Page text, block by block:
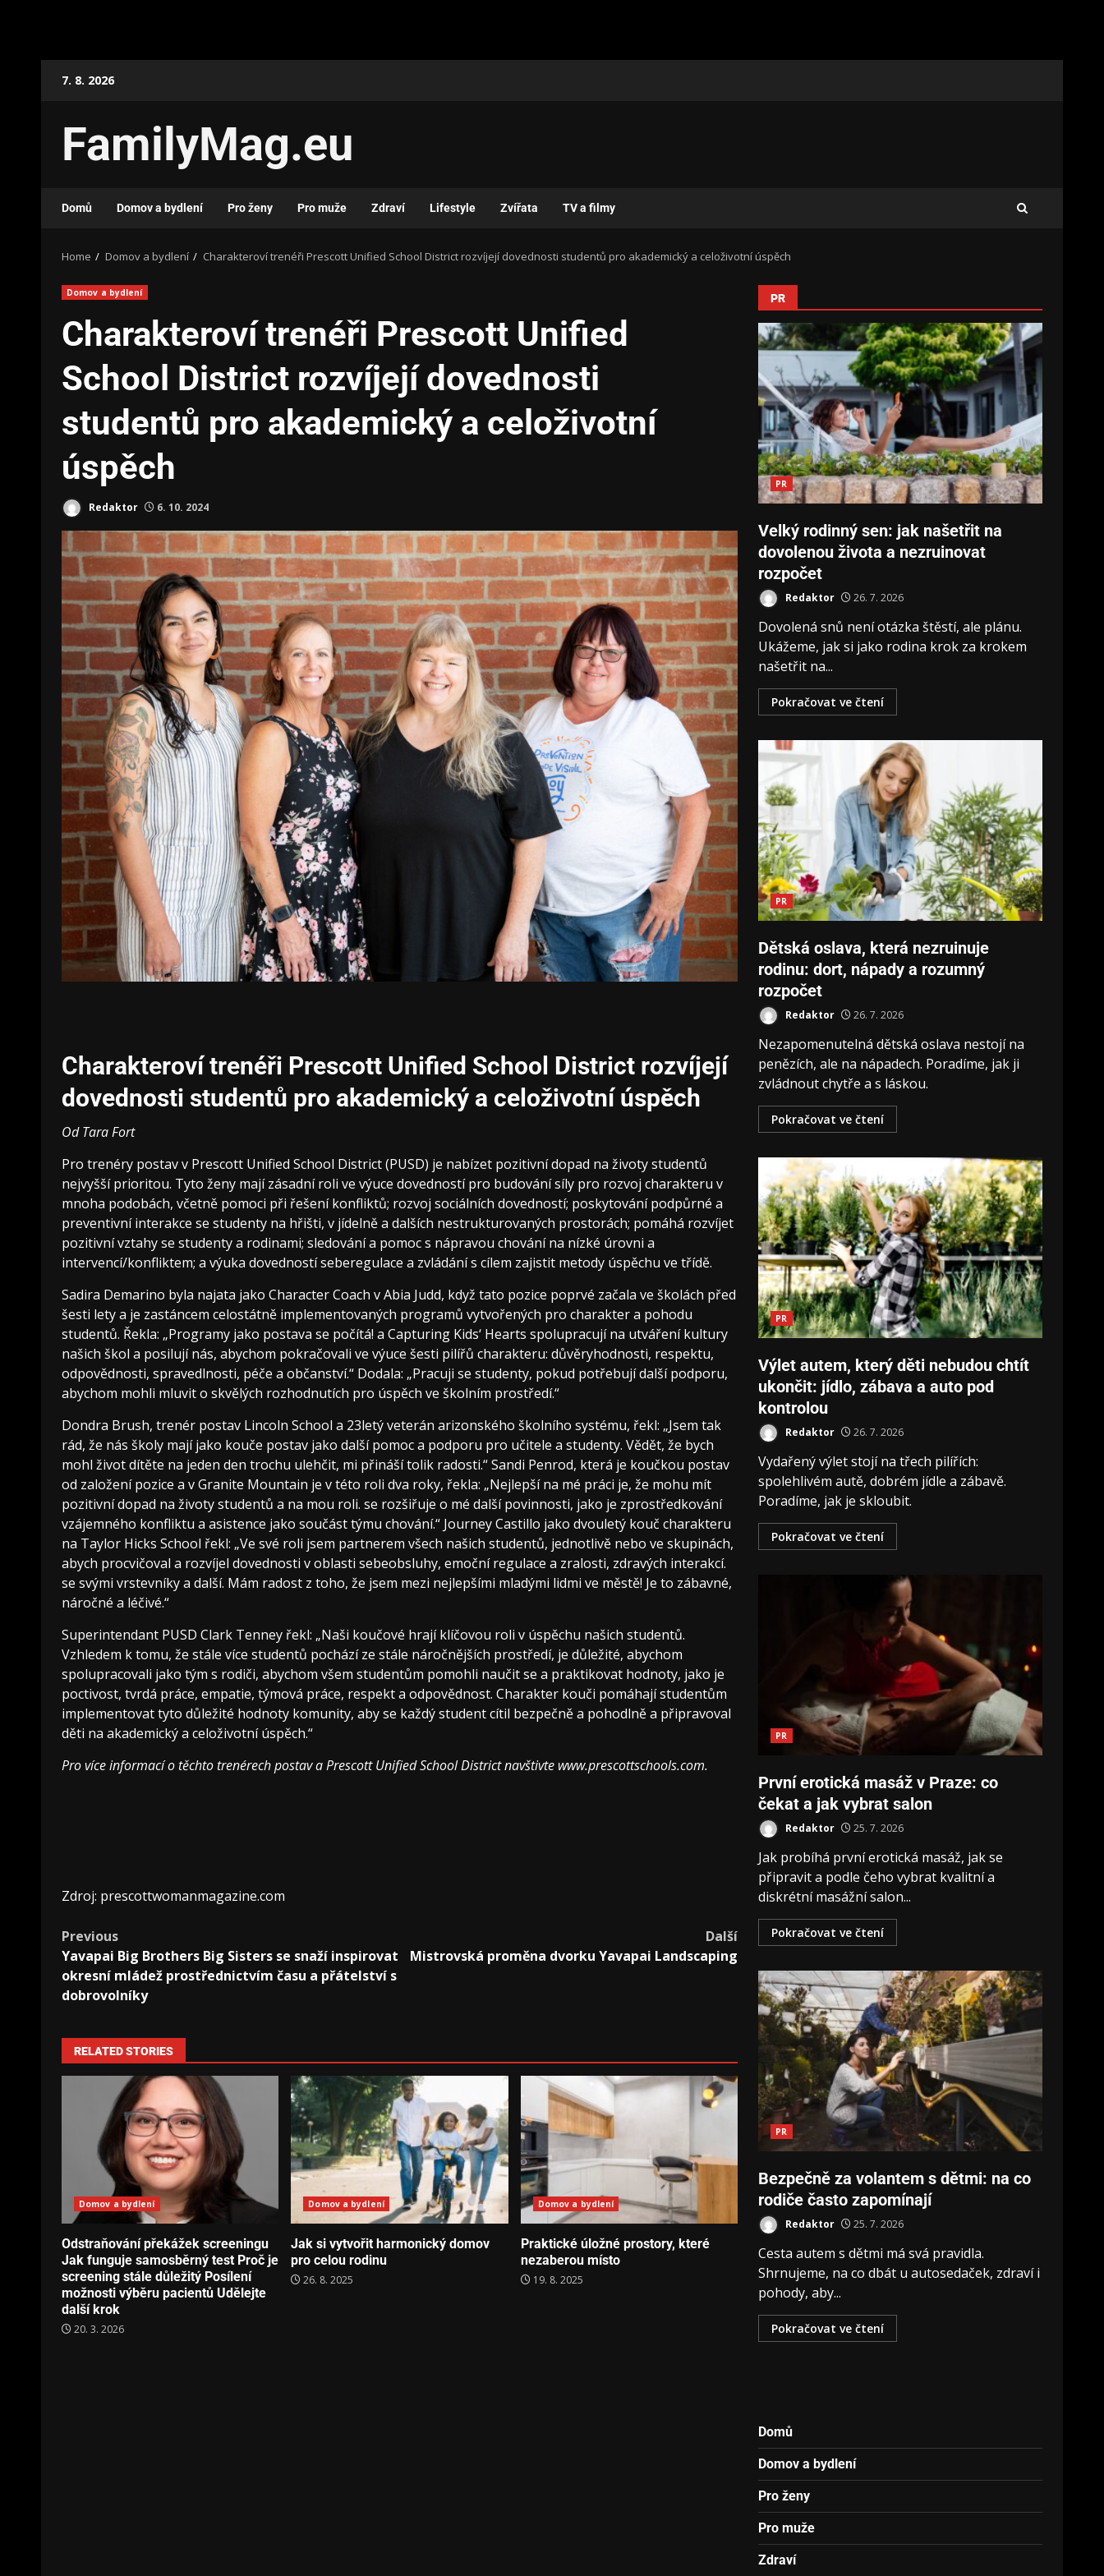
7. 8. 2026
FamilyMag.eu
Domů Domov a bydlení Pro ženy Pro muže Zdraví Lifestyle Zvířata TV a filmy
Home Domov a bydlení Charakteroví trenéři Prescott Unified School District rozvíjejí dovednosti studentů pro akademický a celoživotní úspěch
Domov a bydlení
Charakteroví trenéři Prescott Unified
School District rozvíjejí dovednosti
studentů pro akademický a celoživotní
úspěch
Redaktor 6. 10. 2024
Charakteroví trenéři Prescott Unified School District rozvíjejí
dovednosti studentů pro akademický a celoživotní úspěch
Od Tara Fort
Pro trenéry postav v Prescott Unified School District (PUSD) je nabízet pozitivní dopad na životy studentů
nejvyšší prioritou. Tyto ženy mají zásadní roli ve výuce dovedností pro budování síly pro rozvoj charakteru v
mnoha podobách, včetně pomoci při řešení konfliktů; rozvoj sociálních dovedností; poskytování podpůrné a
preventivní interakce se studenty na hřišti, v jídelně a dalších nestrukturovaných prostorách; pomáhá rozvíjet
pozitivní vztahy se studenty a rodinami; sledování a pomoc s nápravou chování na nízké úrovni a
intervencí/konfliktem; a výuka dovedností seberegulace a zvládání s cílem zajistit metody úspěchu ve třídě.
Sadira Demarino byla najata jako Character Coach v Abia Judd, když tato pozice poprvé začala ve školách před
šesti lety a je zastáncem celostátně implementovaných programů vytvořených pro charakter a pohodu
studentů. Řekla: „Programy jako postava se počítá! a Capturing Kids‘ Hearts spolupracují na utváření kultury
našich škol a posilují nás, abychom pokračovali ve výuce šesti pilířů charakteru: důvěryhodnosti, respektu,
odpovědnosti, spravedlnosti, péče a občanství.“ Dodala: „Pracuji se studenty, pokud potřebují další podporu,
abychom mohli mluvit o skvělých rozhodnutích pro úspěch ve školním prostředí.“
Dondra Brush, trenér postav Lincoln School a 23letý veterán arizonského školního systému, řekl: „Jsem tak
rád, že nás školy mají jako kouče postav jako další pomoc a podporu pro učitele a studenty. Vědět, že bych
mohl život dítěte na jeden den trochu ulehčit, mi přináší tolik radosti.“ Sandi Penrod, která je koučkou postav
od založení pozice a v Granite Mountain je v této roli dva roky, řekla: „Nejlepší na mé práci je, že mohu mít
pozitivní dopad na životy studentů a na mou roli. se rozšiřuje o mé další povinnosti, jako je zprostředkování
vzájemného konfliktu a asistence jako součást týmu chování.“ Journey Castillo jako dvouletý kouč charakteru
na Taylor Hicks School řekl: „Ve své roli jsem partnerem všech našich studentů, jednotlivě nebo ve skupinách,
abych procvičoval a rozvíjel dovednosti v oblasti sebeobsluhy, emoční regulace a zralosti, zdravých interakcí.
se svými vrstevníky a další. Mám radost z toho, že jsem mezi nejlepšími mladými lidmi ve městě! Je to zábavné,
náročné a léčivé.“
Superintendant PUSD Clark Tenney řekl: „Naši koučové hrají klíčovou roli v úspěchu našich studentů.
Vzhledem k tomu, že stále více studentů pochází ze stále náročnějších prostředí, je důležité, abychom
spolupracovali jako tým s rodiči, abychom všem studentům pomohli naučit se a praktikovat hodnoty, jako je
poctivost, tvrdá práce, empatie, týmová práce, respekt a odpovědnost. Charakter kouči pomáhají studentům
implementovat tyto důležité hodnoty komunity, aby se každý student cítil bezpečně a pohodlně a připravoval
děti na akademický a celoživotní úspěch.“
Pro více informací o těchto trenérech postav a Prescott Unified School District navštivte www.prescottschools.com.
Zdroj: prescottwomanmagazine.com
Previous
Yavapai Big Brothers Big Sisters se snaží inspirovat
okresní mládež prostřednictvím času a přátelství s
dobrovolníky
Další
Mistrovská proměna dvorku Yavapai Landscaping
RELATED STORIES
Domov a bydlení
Odstraňování překážek screeningu
Jak funguje samosběrný test Proč je
screening stále důležitý Posílení
možnosti výběru pacientů Udělejte
další krok
20. 3. 2026
Domov a bydlení
Jak si vytvořit harmonický domov
pro celou rodinu
26. 8. 2025
Domov a bydlení
Praktické úložné prostory, které
nezaberou místo
19. 8. 2025
PR
PR
Velký rodinný sen: jak našetřit na
dovolenou života a nezruinovat
rozpočet
Redaktor 26. 7. 2026
Dovolená snů není otázka štěstí, ale plánu.
Ukážeme, jak si jako rodina krok za krokem
našetřit na...
Pokračovat ve čtení
PR
Dětská oslava, která nezruinuje
rodinu: dort, nápady a rozumný
rozpočet
Redaktor 26. 7. 2026
Nezapomenutelná dětská oslava nestojí na
penězích, ale na nápadech. Poradíme, jak ji
zvládnout chytře a s láskou.
Pokračovat ve čtení
PR
Výlet autem, který děti nebudou chtít
ukončit: jídlo, zábava a auto pod
kontrolou
Redaktor 26. 7. 2026
Vydařený výlet stojí na třech pilířích:
spolehlivém autě, dobrém jídle a zábavě.
Poradíme, jak je skloubit.
Pokračovat ve čtení
PR
První erotická masáž v Praze: co
čekat a jak vybrat salon
Redaktor 25. 7. 2026
Jak probíhá první erotická masáž, jak se
připravit a podle čeho vybrat kvalitní a
diskrétní masážní salon...
Pokračovat ve čtení
PR
Bezpečně za volantem s dětmi: na co
rodiče často zapomínají
Redaktor 25. 7. 2026
Cesta autem s dětmi má svá pravidla.
Shrnujeme, na co dbát u autosedaček, zdraví i
pohody, aby...
Pokračovat ve čtení
Domů
Domov a bydlení
Pro ženy
Pro muže
Zdraví